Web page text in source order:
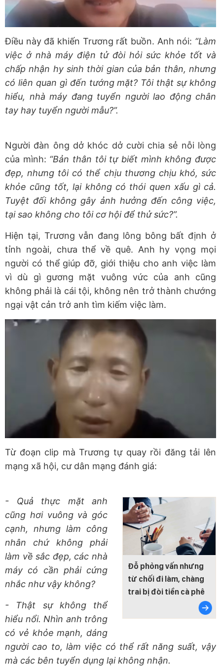
Điều này đã khiến Trương rất buồn. Anh nói: “Làm
việc ở nhà máy điện tử đòi hỏi sức khỏe tốt và
chấp nhận hy sinh thời gian của bản thân, nhưng
có liên quan gì đến tướng mặt? Tôi thật sự không
hiểu, nhà máy đang tuyển người lao động chân
tay hay tuyển người mẫu?”.
Người đàn ông dở khóc dở cười chia sẻ nỗi lòng
của mình: “Bản thân tôi tự biết mình không được
đẹp, nhưng tôi có thể chịu thương chịu khó, sức
khỏe cũng tốt, lại không có thói quen xấu gì cả.
Tuyệt đối không gây ảnh hưởng đến công việc,
tại sao không cho tôi cơ hội để thử sức?”.
Hiện tại, Trương vẫn đang lông bông bất định ở
tỉnh ngoài, chưa thể về quê. Anh hy vọng mọi
người có thể giúp đỡ, giới thiệu cho anh việc làm
vì dù gì gương mặt vuông vức của anh cũng
không phải là cái tội, không nên trở thành chướng
ngại vật cản trở anh tìm kiếm việc làm.
Từ đoạn clip mà Trương tự quay rồi đăng tải lên
mạng xã hội, cư dân mạng đánh giá:
Đỗ phỏng vấn nhưng
từ chối đi làm, chàng
trai bị đòi tiền cà phê
- Quả thực mặt anh
cũng hơi vuông và góc
cạnh, nhưng làm công
nhân chứ không phải
làm về sắc đẹp, các nhà
máy có cần phải cứng
nhắc như vậy không?
- Thật sự không thể
hiểu nổi. Nhìn anh trông
có vẻ khỏe mạnh, dáng
người cao to, làm việc có thể rất năng suất, vậy
mà các bên tuyển dụng lại không nhận.